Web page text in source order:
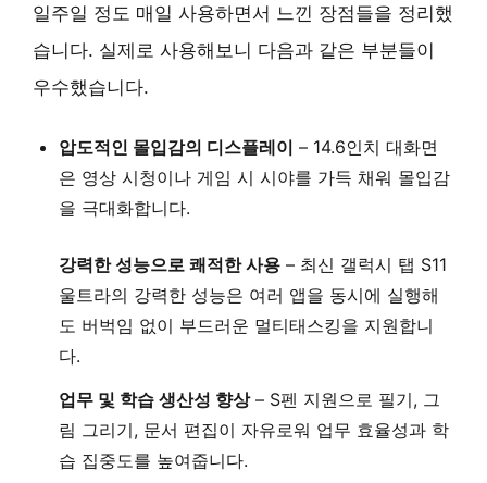
일주일 정도 매일 사용하면서 느낀 장점들을 정리했
습니다. 실제로 사용해보니 다음과 같은 부분들이
우수했습니다.
압도적인 몰입감의 디스플레이 – 14.6인치 대화면
은 영상 시청이나 게임 시 시야를 가득 채워 몰입감
을 극대화합니다.
강력한 성능으로 쾌적한 사용 – 최신 갤럭시 탭 S11
울트라의 강력한 성능은 여러 앱을 동시에 실행해
도 버벅임 없이 부드러운 멀티태스킹을 지원합니
다.
업무 및 학습 생산성 향상– S펜 지원 으로 필기, 그
림 그리기, 문서 편집이 자유로워 업무 효율성과 학
습 집중도를 높여줍니다.